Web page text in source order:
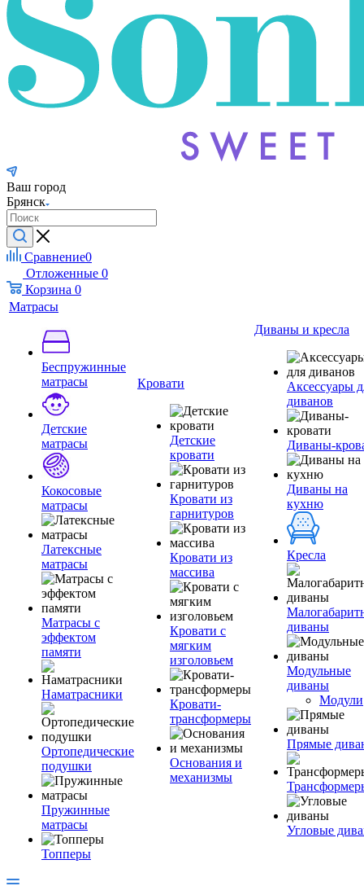
Ваш город
Брянск
Сравнение0
Отложенные 0
Корзина 0
Матрасы
Беспружинные
матрасы
Детские
матрасы
Кокосовые
матрасы
Латексные
матрасы
Матрасы с
эффектом
памяти
Наматрасники
Ортопедические
подушки
Пружинные
матрасы
Топперы
Кровати
Детские
кровати
Кровати из
гарнитуров
Кровати из
массива
Кровати с
мягким
изголовьем
Кровати-
трансформеры
Основания и
механизмы
Диваны и кресла
Аксессуары
диванов
Диваны-
Диваны на
кухню
Кресла
диваны
Модульные
диваны
Модули
Прямые
Угловые